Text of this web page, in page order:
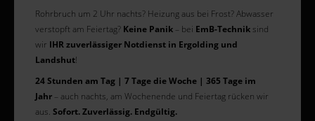
Rohrbruch um 2 Uhr nachts? Heizung aus bei Frost? Abwasser
verstopft am Feiertag? Keine Panik – bei EmB-Technik sind
wir IHR zuverlässiger Notdienst in Ergolding und
Landshut!
24 Stunden am Tag | 7 Tage die Woche | 365 Tage im
Jahr – auch nachts, am Wochenende und Feiertag rücken wir
aus. Sofort. Zuverlässig. Endgültig.